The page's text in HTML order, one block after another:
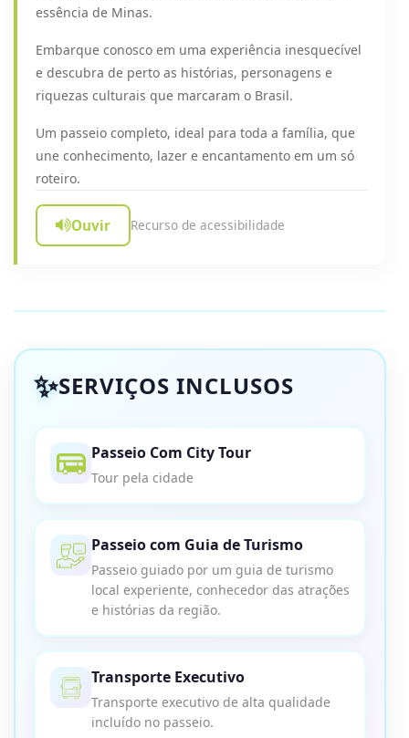
essência de Minas.
Embarque conosco em uma experiência inesquecível
e descubra de perto as histórias, personagens e
riquezas culturais que marcaram o Brasil.
Um passeio completo, ideal para toda a família, que
une conhecimento, lazer e encantamento em um só
roteiro.
Ouvir Recurso de acessibilidade
SERVIÇOS INCLUSOS
Passeio Com City Tour
Tour pela cidade
Passeio com Guia de Turismo
Passeio guiado por um guia de turismo
local experiente, conhecedor das atrações
e histórias da região.
Transporte Executivo
Transporte executivo de alta qualidade
incluído no passeio.